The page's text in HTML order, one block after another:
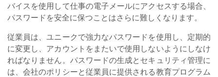
バイスを使用して仕事の電子メールにアクセスする場合、
パスワードを安全に保つことはさらに難しくなります。
従業員は、ユニークで強力なパスワードを使用し、定期的
に変更し、アカウントをまたいで使用しないようにしなけ
ればなりません。パスワードの生成とセキュリティ管理に
は、会社のポリシーと従業員に提供される教育プログラム